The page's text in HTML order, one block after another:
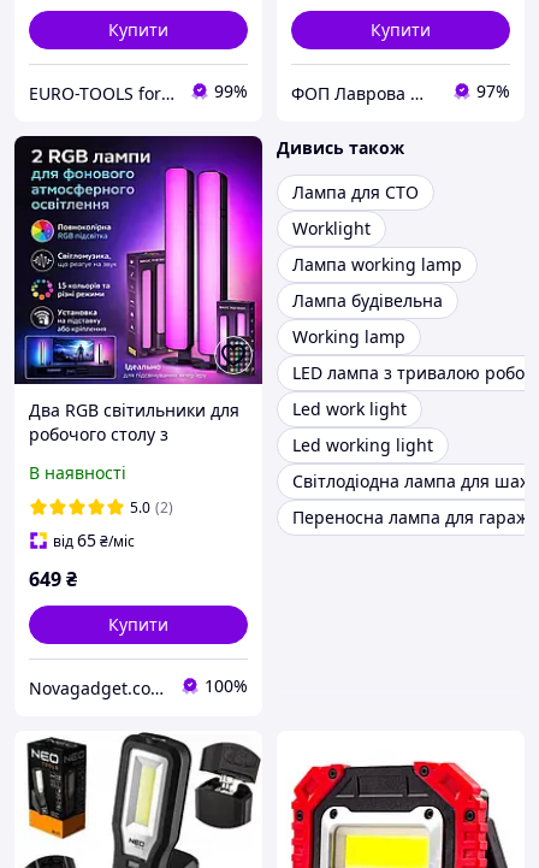
Купити
EURO-TOOLS for HOME 99%
Купити
ФОП Лаврова Марія Михайлівна 97%
Два RGB світильники для
робочого столу з
керуванням
В наявності
5.0 (2)
від65₴/міс
649₴
Купити
Novagadget.com.ua - сучасний інтернет-магазин техніки 100%
Дивись також
Лампа для СТО
Worklight
Лампа working lamp
Лампа будівельна
Working lamp
LED лампа з тривалою
Led work light
Led working light
Світлодіодна лампа для
Переносна лампа для гаража